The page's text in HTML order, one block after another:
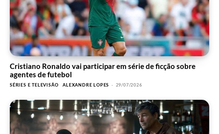
Cristiano Ronaldo vai participar em série de ficção sobre
agentes de futebol
SÉRIES E TELEVISÃO ALEXANDRE LOPES - 29/07/2026